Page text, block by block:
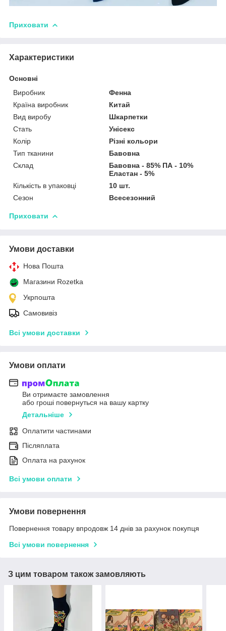
Приховати
Характеристики
Основні
Виробник
Фенна
Країна виробник
Китай
Вид виробу
Шкарпетки
Стать
Унісекс
Колір
Різні кольори
Тип тканини
Бавовна
Склад
Бавовна - 85% ПА - 10%
Еластан - 5%
Кількість в упаковці
10 шт.
Сезон
Всесезонний
Приховати
Умови доставки
Нова Пошта
Магазини Rozetka
Укрпошта
Самовивіз
Всі умови доставки
Умови оплати
Ви отримаєте замовлення
або гроші повернуться на вашу картку
Детальніше
Оплатити частинами
Післяплата
Оплата на рахунок
Всі умови оплати
Умови повернення
Повернення товару впродовж 14 днів за рахунок покупця
Всі умови повернення
З цим товаром також замовляють